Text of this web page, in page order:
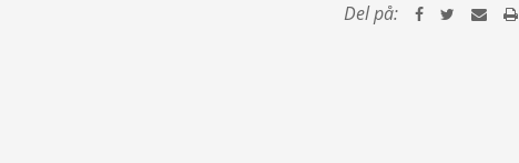
Del på: